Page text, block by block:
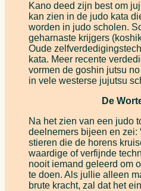
Kano deed zijn best om
kan zien in de judo kata
worden in judo scholen.
geharnaste krijgers
Oude
kata. Meer recente
vormen de goshin jutsu
in vele westerse jujutsu
De
Na het zien van een judo
deelnemers bijeen en zei:
stieren die de horens
waardige of verfijnde
nooit iemand geleerd om
te doen. Als jullie alleen
brute kracht, zal dat het